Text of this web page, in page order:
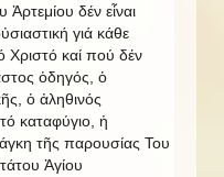
δέν εἶναι
γιά κάθε
Χριστό καί πού δέν
ὁδηγός, ὁ
ὁ ἀληθινός
καταφύγιο, ἡ
τῆς παρουσίας Του
Ἁγίου